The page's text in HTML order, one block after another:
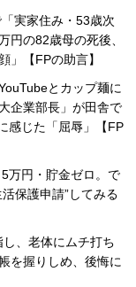
実家住み・53歳次
円の82歳母の死後、
」【FPの助言】
とカップ麺に
企業部長」が田舎で
感じた「屈辱」【FP
万円・貯金ゼロ。で
保護申請”してみる
し、老体にムチ打ち
を握りしめ、後悔に